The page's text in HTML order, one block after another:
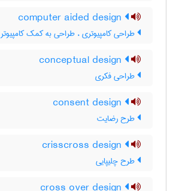
طراحی کامپیوتری ، طراحی به کمک کامپیوتر
طراحی فکری
طرح رضایت
طرح چلیپایی